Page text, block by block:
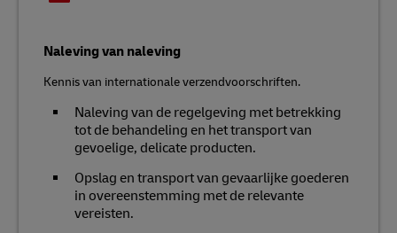
Naleving van naleving
Kennis van internationale verzendvoorschriften.
Naleving van de regelgeving met betrekking
tot de behandeling en het transport van
gevoelige, delicate producten.
Opslag en transport van gevaarlijke goederen
in overeenstemming met de relevante
vereisten.